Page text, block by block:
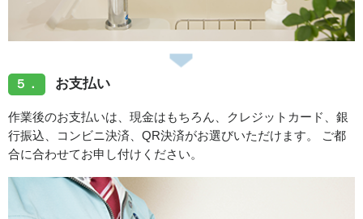
５． お支払い
作業後のお支払いは、現金はもちろん、クレジットカード、銀
行振込、コンビニ決済、QR決済がお選びいただけます。 ご都
合に合わせてお申し付けください。